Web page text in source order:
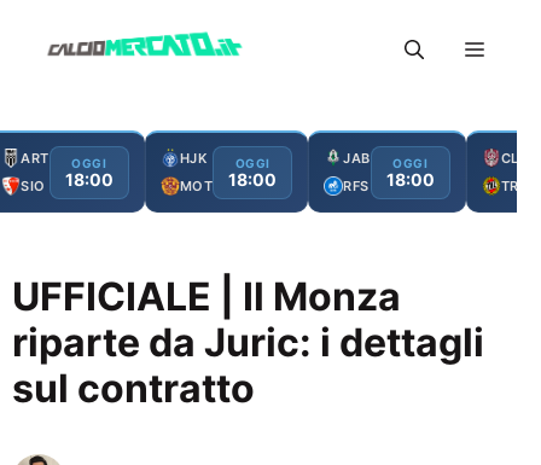
Menu
ART
SIO
OGGI
18:00
HJK
MOT
OGGI
18:00
JAB
RFS
OGGI
18:00
CLJ
TRO
UFFICIALE | Il Monza
riparte da Juric: i dettagli
sul contratto